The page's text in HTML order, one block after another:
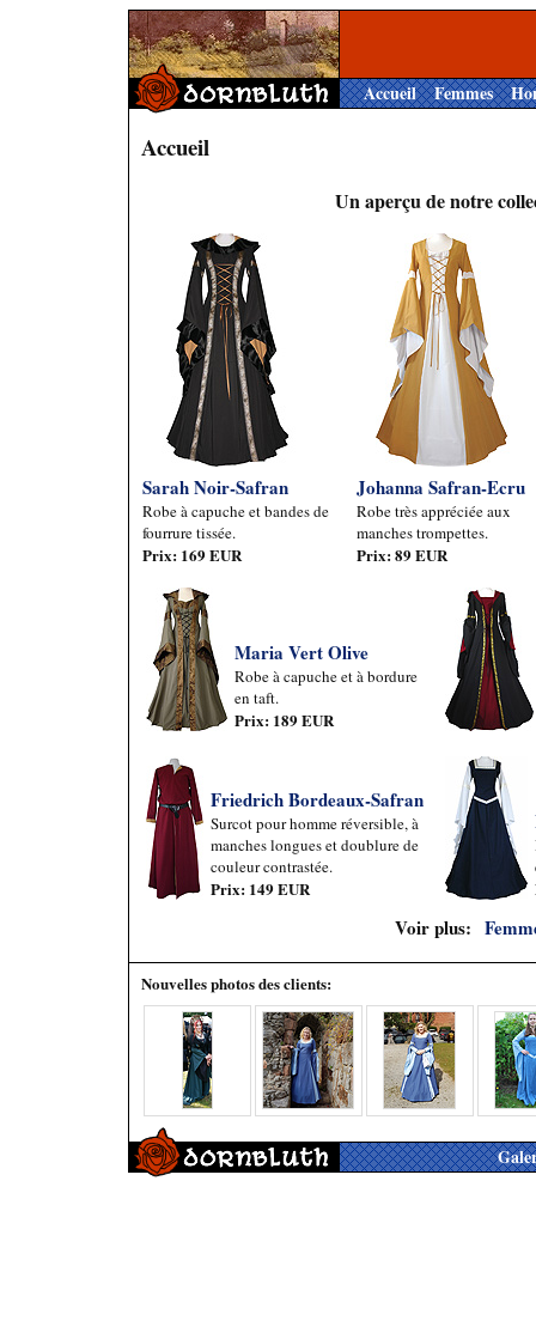
Accueil Femmes
Accueil
Un aperçu de notre
Sarah Noir-Safran
Robe à capuche et bandes de
fourrure tissée.
Prix: 169 EUR
Johanna Safran-Ecru
Robe très appréciée aux
manches trompettes.
Prix: 89 EUR
Maria Vert Olive
Robe à capuche et à bordure
en taft.
Prix: 189 EUR
Friedrich Bordeaux-Safran
Surcot pour homme réversible, à
manches longues et doublure de
couleur contrastée.
Prix: 149 EUR
Voir plus:
Nouvelles photos des clients: